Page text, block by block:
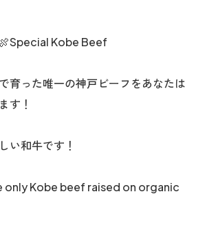
Kobe Beef
育った唯一の神戸ビーフをあなたは
す！
い和牛です！
only Kobe beef raised on organic